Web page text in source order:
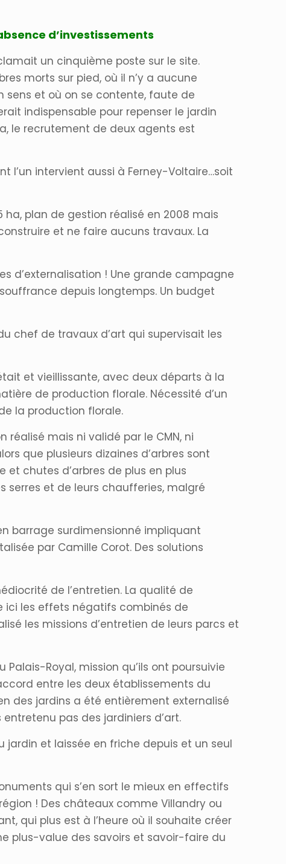
d’investissements
un cinquième poste sur le site.
morts sur pied, où il n’y a aucune
sens et où on se contente, faute de
indispensable pour repenser le jardin
le recrutement de deux agents est
l’un intervient aussi à Ferney-Voltaire…soit
plan de gestion réalisé en 2008 mais
et ne faire aucuns travaux. La
d’externalisation ! Une grande campagne
depuis longtemps. Un budget
chef de travaux d’art qui supervisait les
et vieillissante, avec deux départs à la
de production florale. Nécessité d’un
la production florale.
réalisé mais ni validé par le CMN, ni
que plusieurs dizaines d’arbres sont
chutes d’arbres de plus en plus
et de leurs chaufferies, malgré
barrage surdimensionné impliquant
par Camille Corot. Des solutions
de l’entretien. La qualité de
ici les effets négatifs combinés de
les missions d’entretien de leurs parcs et
Royal, mission qu’ils ont poursuivie
entre les deux établissements du
des jardins a été entièrement externalisé
pas des jardiniers d’art.
jardin et laissée en friche depuis et un seul
qui s’en sort le mieux en effectifs
! Des châteaux comme Villandry ou
qui plus est à l’heure où il souhaite créer
plus-value des savoirs et savoir-faire du